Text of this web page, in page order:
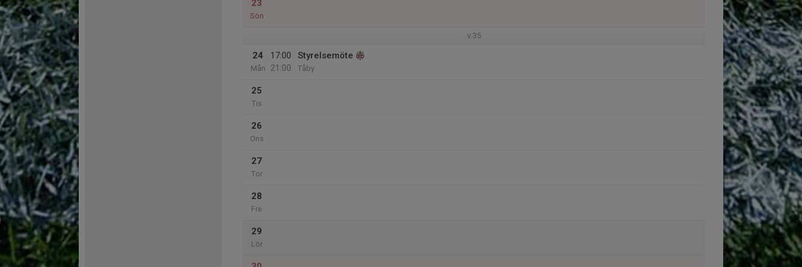
23
Sön
v.35
24
Mån
17:00
21:00
Styrelsemöte
Tåby
25
Tis
26
Ons
27
Tor
28
Fre
29
Lör